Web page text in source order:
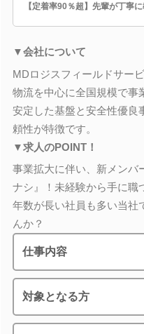
【定着率90％超】先輩が丁寧
▼会社について
MDロジスフィールドサー
物流を中心に全国規模で事
安定した基盤と安全性優良
頼性が特徴です。
▼求人のPOINT！
事業拡大に伴い、新メンバ
ナシ』！未経験から手に職
年数が長い社員も多い当社
んか？
仕事内容
対象となる方